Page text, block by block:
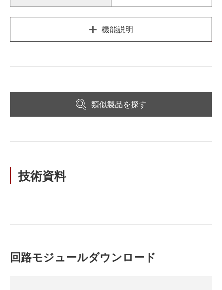
機能説明
類似製品を探す
技術資料
回路モジュールダウンロード